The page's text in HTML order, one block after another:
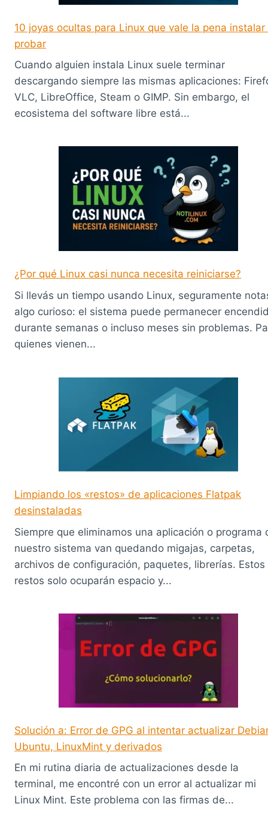
10 joyas ocultas para Linux que vale la pena instalar
probar
Cuando alguien instala Linux suele terminar
descargando siempre las mismas aplicaciones:
VLC, LibreOffice, Steam o GIMP. Sin embargo, el
ecosistema del software libre está...
¿Por qué Linux casi nunca necesita reiniciarse?
Si llevás un tiempo usando Linux, seguramente
algo curioso: el sistema puede permanecer
durante semanas o incluso meses sin problemas.
quienes vienen...
Limpiando los «restos» de aplicaciones Flatpak
desinstaladas
Siempre que eliminamos una aplicación o programa
nuestro sistema van quedando migajas, carpetas,
archivos de configuración, paquetes, librerías. Estos
restos solo ocuparán espacio y...
Solución a: Error de GPG al intentar actualizar
Ubuntu, LinuxMint y derivados
En mi rutina diaria de actualizaciones desde la
terminal, me encontré con un error al actualizar mi
Linux Mint. Este problema con las firmas de...